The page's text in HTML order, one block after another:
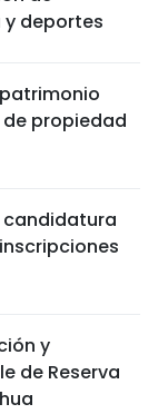
deportes
patrimonio
propiedad
candidatura
y
de Reserva